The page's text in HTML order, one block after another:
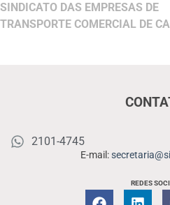
SINDICATO DAS EMPRESAS DE
TRANSPORTE COMERCIAL DE
2101-4745
E-mail:
REDES